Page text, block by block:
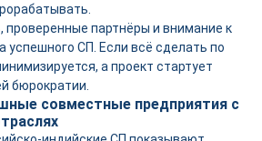
проверенные партнёры и внимание к
успешного СП. Если всё сделать по
а проект стартует
бюрократии.
совместные предприятия с